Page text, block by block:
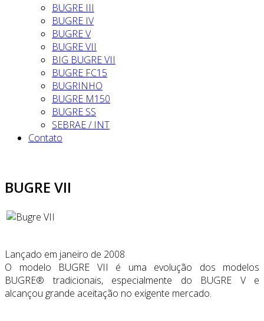
BUGRE III
BUGRE IV
BUGRE V
BUGRE VII
BIG BUGRE VII
BUGRE FC15
BUGRINHO
BUGRE M150
BUGRE SS
SEBRAE / INT
Contato
BUGRE VII
Lançado em janeiro de 2008
O modelo BUGRE VII é uma evolução dos modelos
BUGRE® tradicionais, especialmente do BUGRE V e
alcançou grande aceitação no exigente mercado.